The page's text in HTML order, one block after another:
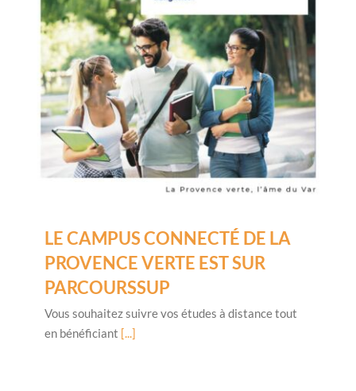
LE CAMPUS CONNECTÉ DE LA
PROVENCE VERTE EST SUR
PARCOURSSUP
Vous souhaitez suivre vos études à distance tout
en bénéficiant [...]